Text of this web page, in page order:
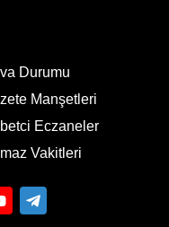
Durumu
Manşetleri
Eczaneler
Vakitleri